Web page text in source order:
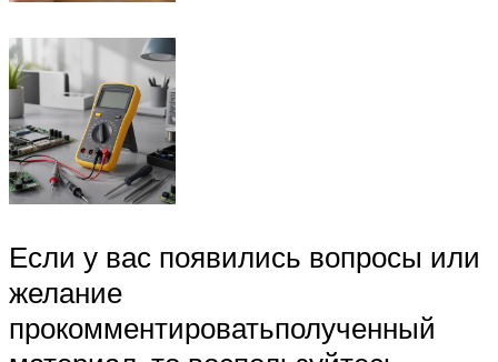
Если у вас появились вопросы или
желание
прокомментироватьполученный